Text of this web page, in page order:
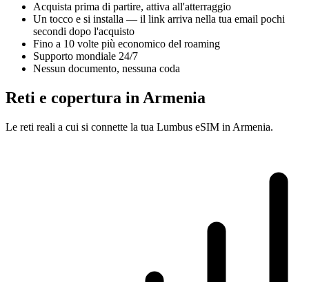
Acquista prima di partire, attiva all'atterraggio
Un tocco e si installa — il link arriva nella tua email pochi
secondi dopo l'acquisto
Fino a 10 volte più economico del roaming
Supporto mondiale 24/7
Nessun documento, nessuna coda
Reti e copertura in Armenia
Le reti reali a cui si connette la tua Lumbus eSIM in Armenia.